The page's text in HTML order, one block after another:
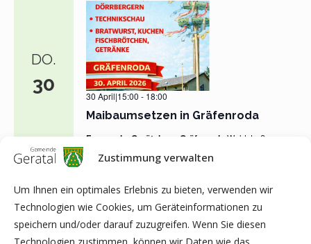
Zustimmung verwalten
Um Ihnen ein optimales Erlebnis zu bieten, verwenden wir
Technologien wie Cookies, um Geräteinformationen zu
speichern und/oder darauf zuzugreifen. Wenn Sie diesen
DO.
30
Maibaumsetzen in Gräfenroda
30 April|15:00 - 18:00
Feuerwehr-Gerätehaus Gräfenroda Waldstraße
VORHERIGE
VERANSTALTUNGEN